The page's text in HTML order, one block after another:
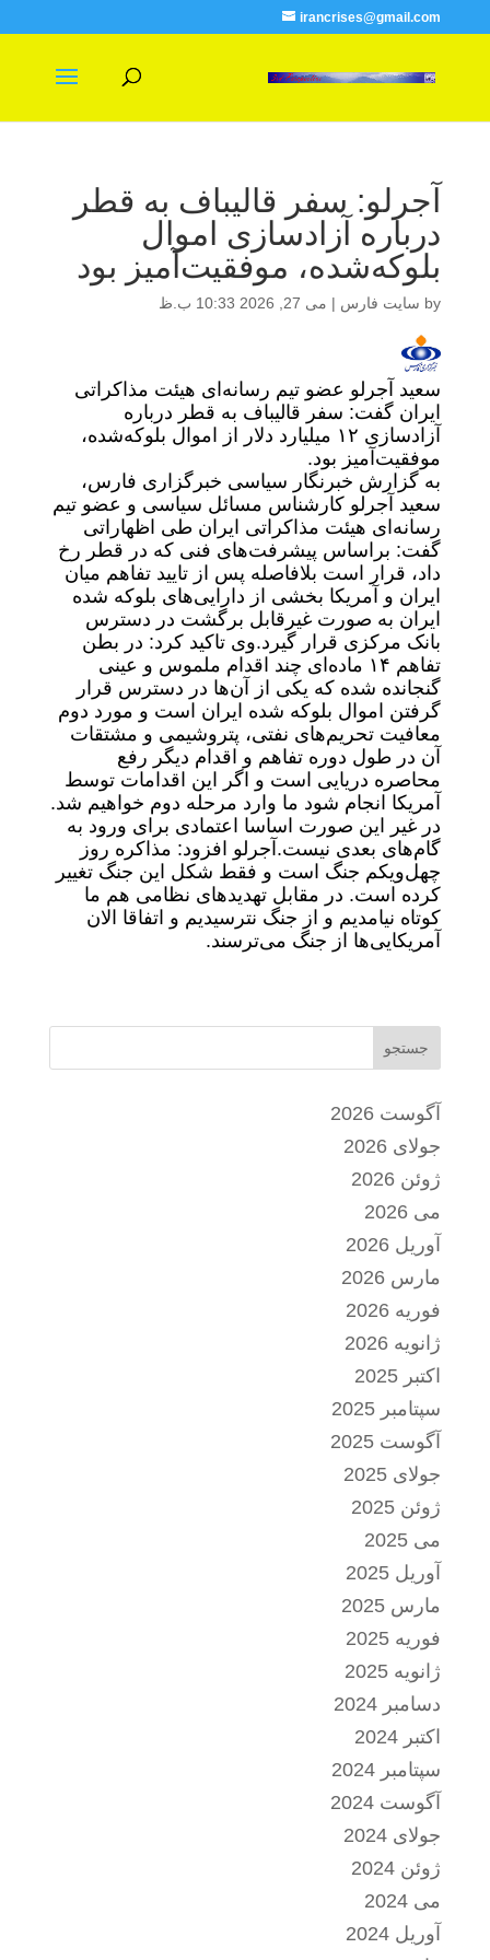
irancrises@gmail.com
آجرلو: سفر قالیباف به قطر
درباره آزادسازی اموال
بلوکه‌شده، موفقیت‌آمیز بود
by سایت فارس | می 27, 2026 10:33 ب.ظ
سعید آجرلو عضو تیم رسانه‌ای هیئت مذاکراتی
ایران گفت: سفر قالیباف به قطر درباره
آزادسازی ۱۲ میلیارد دلار از اموال بلوکه‌شده،
موفقیت‌آمیز بود.
به گزارش خبرنگار سیاسی خبرگزاری فارس،
سعید آجرلو کارشناس مسائل سیاسی و عضو تیم
رسانه‌ای هیئت مذاکراتی ایران طی اظهاراتی
گفت: براساس پیشرفت‌های فنی که در قطر رخ
داد، قرار است بلافاصله پس از تایید تفاهم میان
ایران و آمریکا بخشی از دارایی‌های بلوکه شده
ایران به صورت غیرقابل برگشت در دسترس
بانک مرکزی قرار گیرد.وی تاکید کرد: در بطن
تفاهم ۱۴ ماده‌ای چند اقدام ملموس و عینی
گنجانده شده که یکی از آن‌ها در دسترس قرار
گرفتن اموال بلوکه شده ایران است و مورد دوم
معافیت تحریم‌های نفتی، پتروشیمی و مشتقات
آن در طول دوره تفاهم و اقدام دیگر رفع
محاصره دریایی است و اگر این اقدامات توسط
آمریکا انجام شود ما وارد مرحله دوم خواهیم شد.
در غیر این صورت اساسا اعتمادی برای ورود به
گام‌های بعدی نیست. آجرلو افزود: مذاکره روز
چهل‌ویکم جنگ است و فقط شکل این جنگ تغییر
کرده است. در مقابل تهدیدهای نظامی هم ما
کوتاه نیامدیم و از جنگ نترسیدیم و اتفاقا الان
آمریکایی‌ها از جنگ می‌ترسند.
جستجو
آگوست 2026
جولای 2026
ژوئن 2026
می 2026
آوریل 2026
مارس 2026
فوریه 2026
ژانویه 2026
اکتبر 2025
سپتامبر 2025
آگوست 2025
جولای 2025
ژوئن 2025
می 2025
آوریل 2025
مارس 2025
فوریه 2025
ژانویه 2025
دسامبر 2024
اکتبر 2024
سپتامبر 2024
آگوست 2024
جولای 2024
ژوئن 2024
می 2024
آوریل 2024